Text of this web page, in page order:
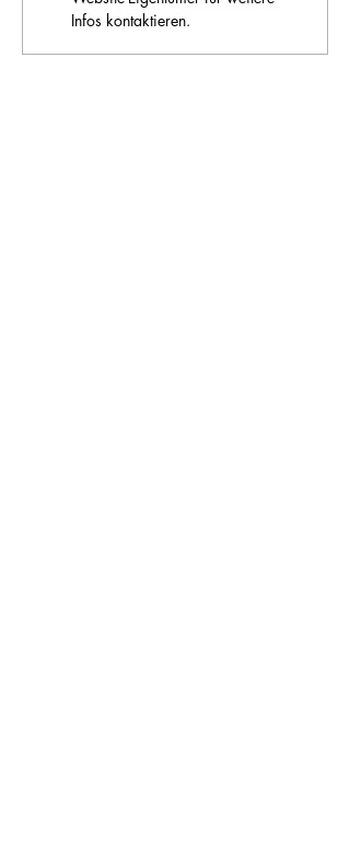
Infos kontaktieren.